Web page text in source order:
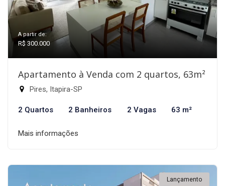
A partir de:
R$ 300.000
Apartamento à Venda com 2 quartos, 63m²
Pires, Itapira-SP
2 Quartos 2 Banheiros 2 Vagas 63 m²
Mais informações
Lançamento